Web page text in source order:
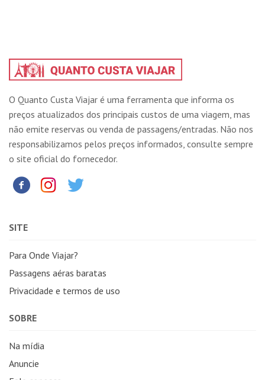
O Quanto Custa Viajar é uma ferramenta que informa os
preços atualizados dos principais custos de uma viagem, mas
não emite reservas ou venda de passagens/entradas. Não nos
responsabilizamos pelos preços informados, consulte sempre
o site oficial do fornecedor.
SITE
Para Onde Viajar?
Passagens aéras baratas
Privacidade e termos de uso
SOBRE
Na mídia
Anuncie